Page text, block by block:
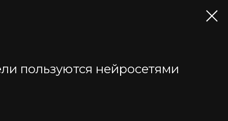
пользуются нейросетями